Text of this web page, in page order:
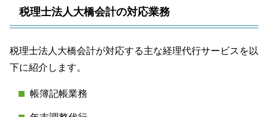
税理士法人大橋会計の対応業務
税理士法人大橋会計が対応する主な経理代行サービスを以
下に紹介します。
帳簿記帳業務